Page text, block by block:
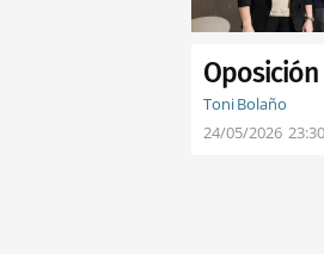
Toni Bolaño
24/05/2026